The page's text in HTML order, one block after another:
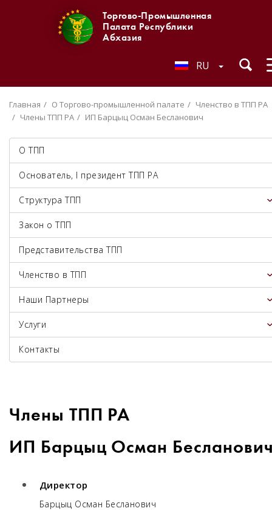
Торгово-Промышленная
Палата Республики
Абхазия
RU
Главная О Торгово-промышленной палате
Членство в ТПП РА
Члены ТПП РА
ИП Барцыц Осман Бесланович
О ТПП
Основатель, I президент ТПП РА
Структура ТПП
Закон о ТПП
Представительства ТПП
Членство в ТПП
Наши Партнеры
Услуги
Контакты
Члены ТПП РА
ИП Барцыц Осман
Директор
Барцыц Осман Бесланович